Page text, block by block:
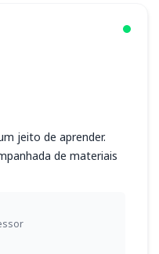
jeito de aprender.
de materiais